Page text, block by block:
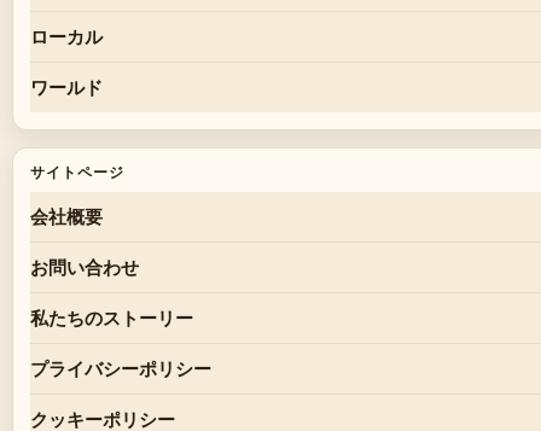
ローカル
ワールド
サイトページ
会社概要
お問い合わせ
私たちのストーリー
プライバシーポリシー
クッキーポリシー